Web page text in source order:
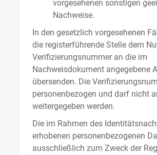
vorgesehenen sonstigen
Nachweise.
In den gesetzlich vorgesehenen
die registerführende Stelle dem
Verifizierungsnummer an die im
Nachweisdokument angegebene
übersenden. Die
personenbezogen und darf nicht
weitergegeben werden.
Die im Rahmen des
erhobenen personenbezogenen
ausschließlich zum Zweck der